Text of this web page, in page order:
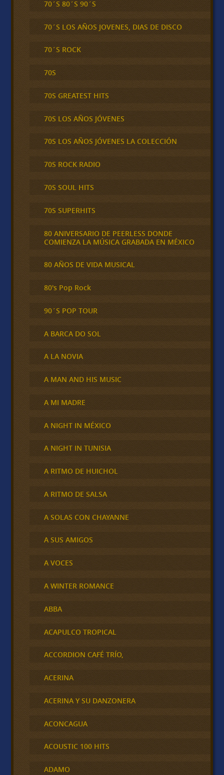
70´S 80´S 90´S
70´S LOS AÑOS JOVENES, DIAS DE DISCO
70´S ROCK
70S
70S GREATEST HITS
70S LOS AÑOS JÓVENES
70S LOS AÑOS JÓVENES LA COLECCIÓN
70S ROCK RADIO
70S SOUL HITS
70S SUPERHITS
80 ANIVERSARIO DE PEERLESS DONDE
COMIENZA LA MÚSICA GRABADA EN MÉXICO
80 AÑOS DE VIDA MUSICAL
80's Pop Rock
90´S POP TOUR
A BARCA DO SOL
A LA NOVIA
A MAN AND HIS MUSIC
A MI MADRE
A NIGHT IN MÉXICO
A NIGHT IN TUNISIA
A RITMO DE HUICHOL
A RITMO DE SALSA
A SOLAS CON CHAYANNE
A SUS AMIGOS
A VOCES
A WINTER ROMANCE
ABBA
ACAPULCO TROPICAL
ACCORDION CAFÉ TRÍO,
ACERINA
ACERINA Y SU DANZONERA
ACONCAGUA
ACOUSTIC 100 HITS
ADAMO